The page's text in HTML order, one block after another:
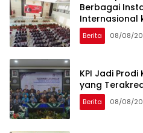
Berbagai
Internasional
Berita 08/08/
KPI Jadi Prodi
yang
Berita 08/08/